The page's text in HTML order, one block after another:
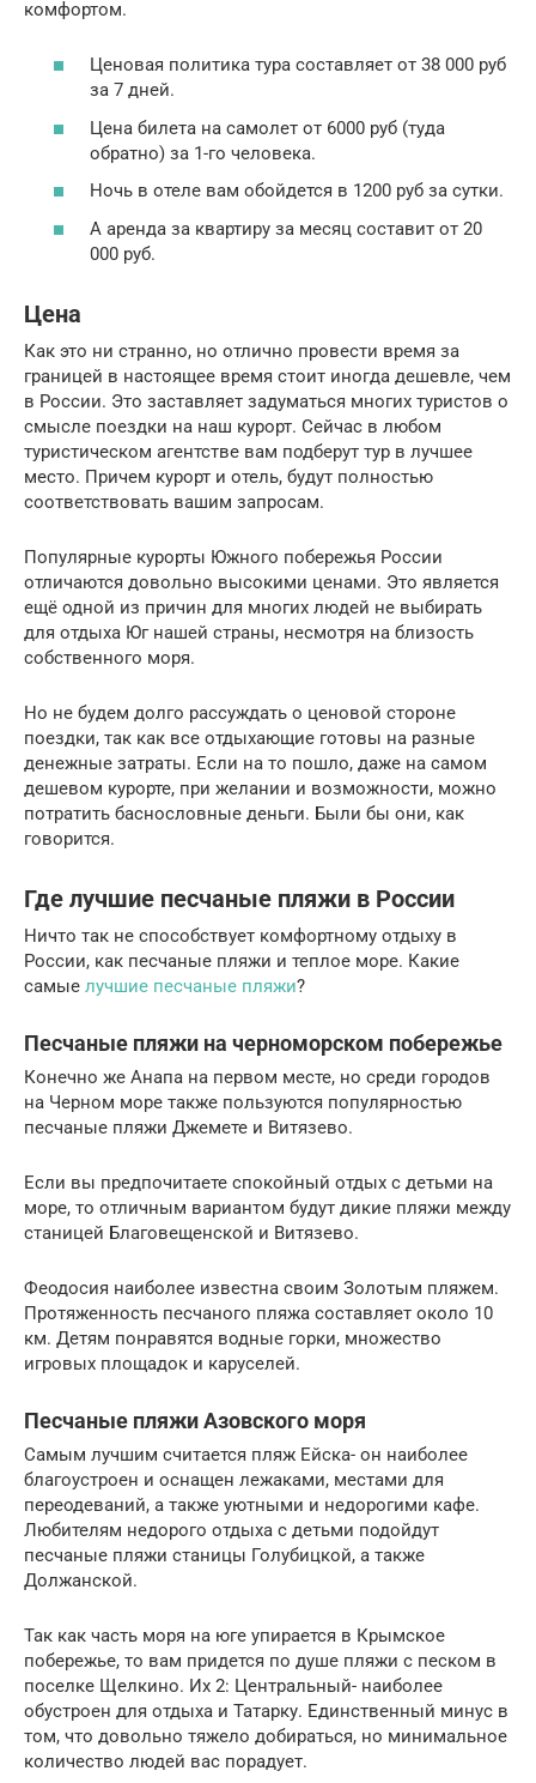
комфортом.
Ценовая политика тура составляет от 38 000 руб
за 7 дней.
Цена билета на самолет от 6000 руб (туда
обратно) за 1-го человека.
Ночь в отеле вам обойдется в 1200 руб за сутки.
А аренда за квартиру за месяц составит от 20
000 руб.
Цена
Как это ни странно, но отлично провести время за
границей в настоящее время стоит иногда дешевле, чем
в России. Это заставляет задуматься многих туристов о
смысле поездки на наш курорт. Сейчас в любом
туристическом агентстве вам подберут тур в лучшее
место. Причем курорт и отель, будут полностью
соответствовать вашим запросам.
Популярные курорты Южного побережья России
отличаются довольно высокими ценами. Это является
ещё одной из причин для многих людей не выбирать
для отдыха Юг нашей страны, несмотря на близость
собственного моря.
Но не будем долго рассуждать о ценовой стороне
поездки, так как все отдыхающие готовы на разные
денежные затраты. Если на то пошло, даже на самом
дешевом курорте, при желании и возможности, можно
потратить баснословные деньги. Были бы они, как
говорится.
Где лучшие песчаные пляжи в России
Ничто так не способствует комфортному отдыху в
России, как песчаные пляжи и теплое море. Какие
самые лучшие песчаные пляжи?
Песчаные пляжи на черноморском побережье
Конечно же Анапа на первом месте, но среди городов
на Черном море также пользуются популярностью
песчаные пляжи Джемете и Витязево.
Если вы предпочитаете спокойный отдых с детьми на
море, то отличным вариантом будут дикие пляжи между
станицей Благовещенской и Витязево.
Феодосия наиболее известна своим Золотым пляжем.
Протяженность песчаного пляжа составляет около 10
км. Детям понравятся водные горки, множество
игровых площадок и каруселей.
Песчаные пляжи Азовского моря
Самым лучшим считается пляж Ейска- он наиболее
благоустроен и оснащен лежаками, местами для
переодеваний, а также уютными и недорогими кафе.
Любителям недорого отдыха с детьми подойдут
песчаные пляжи станицы Голубицкой, а также
Должанской.
Так как часть моря на юге упирается в Крымское
побережье, то вам придется по душе пляжи с песком в
поселке Щелкино. Их 2: Центральный- наиболее
обустроен для отдыха и Татарку. Единственный минус в
том, что довольно тяжело добираться, но минимальное
количество людей вас порадует.